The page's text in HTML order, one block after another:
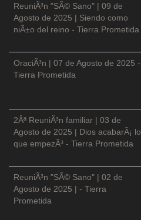
ReuniÃ³n "SÃ© Sano" | 09 de
Agosto de 2025 | Siendo como
niÃ±o del reino - Tierra Prometida
OraciÃ³n | 07 de Agosto de 2025 -
Tierra Prometida
2Âª ReuniÃ³n familiar | 03 de
Agosto de 2025 | Dios acabarÃ¡ lo
que empezÃ³ - Tierra Prometida
ReuniÃ³n "SÃ© Sano" | 02 de
Agosto de 2025 | - Tierra
Prometida